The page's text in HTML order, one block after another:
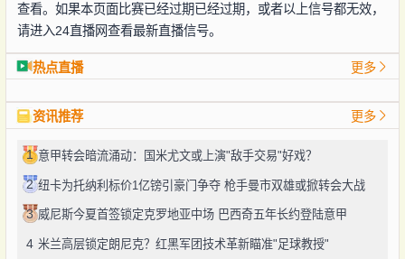
查看。如果本页面比赛已经过期已经过期，或者以上信号都无效，
请进入24直播网查看最新直播信号。
热点直播 更多
资讯推荐 更多
1 意甲转会暗流涌动：国米尤文或上演"敌手交易"好戏？
2 纽卡为托纳利标价1亿镑引豪门争夺 枪手曼市双雄或掀转会大战
3 威尼斯今夏首签锁定克罗地亚中场 巴西奇五年长约登陆意甲
4 米兰高层锁定朗尼克？红黑军团技术革新瞄准"足球教授"